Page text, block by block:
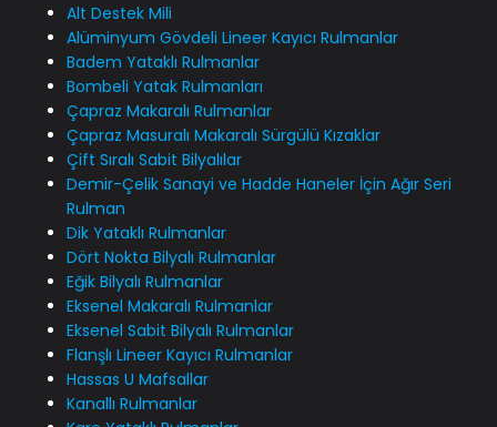
Alt Destek Mili
Alüminyum Gövdeli Lineer Kayıcı Rulmanlar
Badem Yataklı Rulmanlar
Bombeli Yatak Rulmanları
Çapraz Makaralı Rulmanlar
Çapraz Masuralı Makaralı Sürgülü Kızaklar
Çift Sıralı Sabit Bilyalılar
Demir-Çelik Sanayi ve Hadde Haneler İçin Ağır Seri
Rulman
Dik Yataklı Rulmanlar
Dört Nokta Bilyalı Rulmanlar
Eğik Bilyalı Rulmanlar
Eksenel Makaralı Rulmanlar
Eksenel Sabit Bilyalı Rulmanlar
Flanşlı Lineer Kayıcı Rulmanlar
Hassas U Mafsallar
Kanallı Rulmanlar